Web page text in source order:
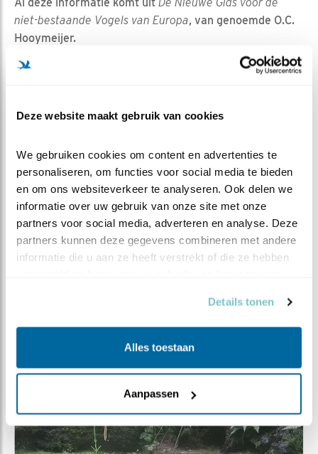
Deze website maakt gebruik van cookies
We gebruiken cookies om content en advertenties te
personaliseren, om functies voor social media te bieden
en om ons websiteverkeer te analyseren. Ook delen we
informatie over uw gebruik van onze site met onze
partners voor social media, adverteren en analyse. Deze
partners kunnen deze gegevens combineren met andere
informatie die u aan ze heeft verstrekt of die ze hebben
Details tonen
Alles toestaan
Aanpassen
niet-bestaande Vogels van Europa, van genoemde O.C.
Hooymeijer.
O, haha, denkt u nu misschien. Maar loop niet meteen
weg! Dit juweel van een boek is zó fantasierijk, zó
de aandacht wilde brengen. En hoe kan dat beter dan
hoofdingrediënt voor “Bakker in zuur”, een
stoofschotel uit de Hoge Veluwe, waar vanwege de
zondagsrust deze stoofschotel op zaterdag werd en
soms nog wordt bereid…
Moge O.C. Hooymeijer u leiden in een wonderlijke
vogelwereld: “Het is niet waar, maar het had waar